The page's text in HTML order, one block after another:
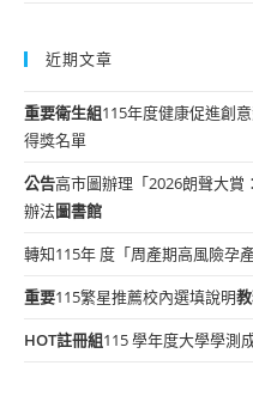
近期文章
重要衛生組115年度健康促進創
得獎名單
公告高市圖辦理「2026朗聲大
辦法圖書館
轉知115年 度「周產期高風險孕
重要115繁星推薦校內選填說明
HOT註冊組115 學年度大學學測